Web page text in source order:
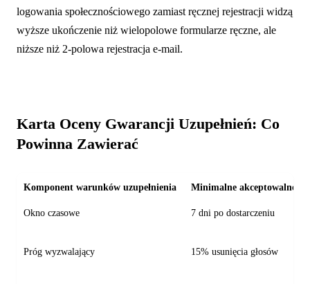
logowania społecznościowego zamiast ręcznej rejestracji widzą
wyższe ukończenie niż wielopolowe formularze ręczne, ale
niższe niż 2-polowa rejestracja e-mail.
Karta Oceny Gwarancji Uzupełnień: Co
Powinna Zawierać
Komponent warunków uzupełnienia Minimalne akceptowalne
Okno czasowe 7 dni po dostarczeniu
Próg wyzwalający 15% usunięcia głosów